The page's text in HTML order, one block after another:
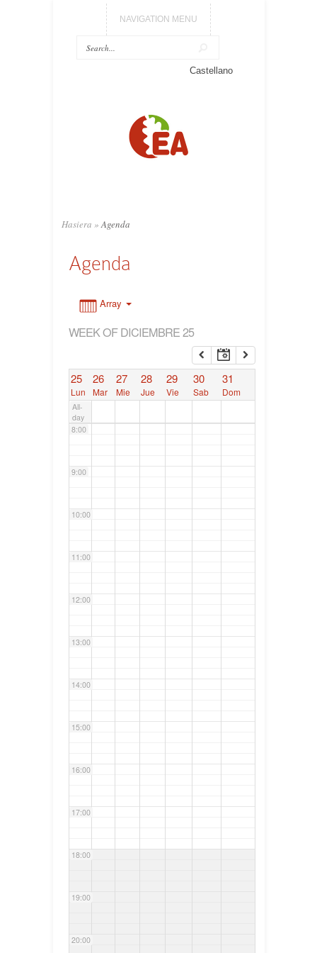
NAVIGATION MENU
Castellano
Hasiera » Agenda
Agenda
Array
WEEK OF DICIEMBRE 25
25
Lun
26
Mar
27
Mie
28
Jue
29
Vie
30
Sab
31
Dom
All-
day
4:00
5:00
7:00
8:00
9:00
10:00
11:00
12:00
13:00
14:00
15:00
16:00
17:00
18:00
19:00
20:00